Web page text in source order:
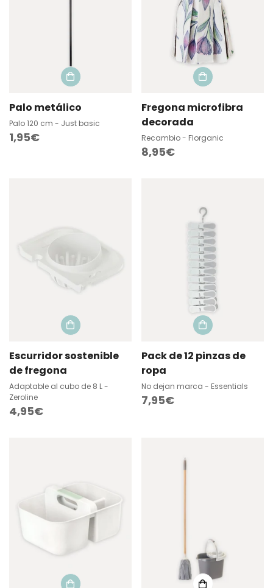
Palo metálico
Palo 120 cm - Just basic
Precio
1,95€
Fregona microfibra
decorada
Recambio - Florganic
Precio
8,95€
Escurridor sostenible
de fregona
Adaptable al cubo de 8 L -
Zeroline
Precio
4,95€
Pack de 12 pinzas de
ropa
No dejan marca - Essentials
Precio
7,95€